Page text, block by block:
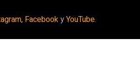
, FacebookyYouTube.